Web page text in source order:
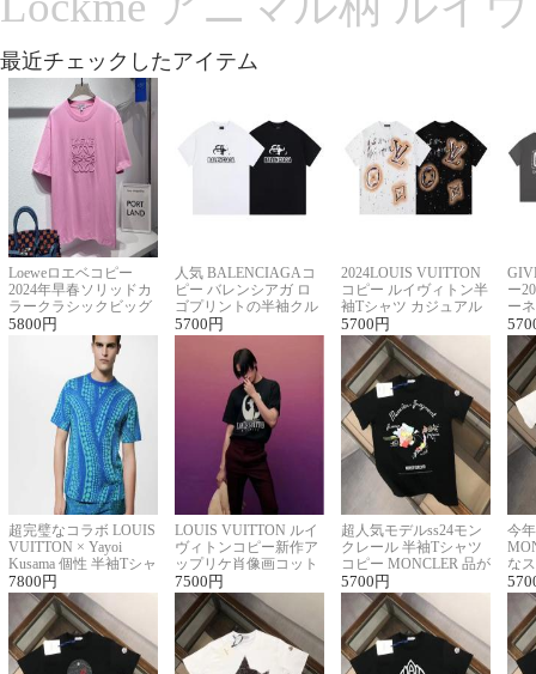
最近チェックしたアイテム
Loeweロエベコピー
2024年早春ソリッドカ
ラークラシックビッグ
ロゴ刺繍Tシャツ
5800 円
人気 BALENCIAGAコ
ピー バレンシアガ ロ
ゴプリントの半袖クル
ーネックTシャツ
5700 円
2024LOUIS VUITTON
コピー ルイヴィトン半
袖Tシャツ カジュアル
に馴染む 2色展開
5700 円
ー
ー
ー
超完璧なコラボ LOUIS
VUITTON × Yayoi
Kusama 個性 半袖Tシャ
ツコピー男女兼用
7800 円
LOUIS VUITTON ルイ
ヴィトンコピー新作ア
ップリケ肖像画コット
ンニット半袖Tシャツ
7500 円
超人気モデルss24モン
クレール 半袖Tシャツ
コピー MONCLER 品が
良く見た目
5700 円
今
な
ル